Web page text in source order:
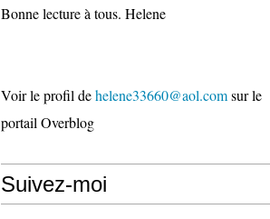
Bonne lecture à tous. Helene
Voir le profil dehelene33660@aol.comsur le
portail Overblog
Suivez-moi